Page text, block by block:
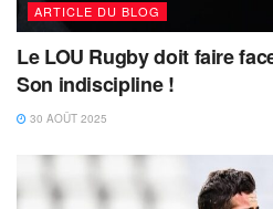
ARTICLE DU BLOG
Le LOU Rugby doit faire
Son indiscipline !
30 AOÛT 2025